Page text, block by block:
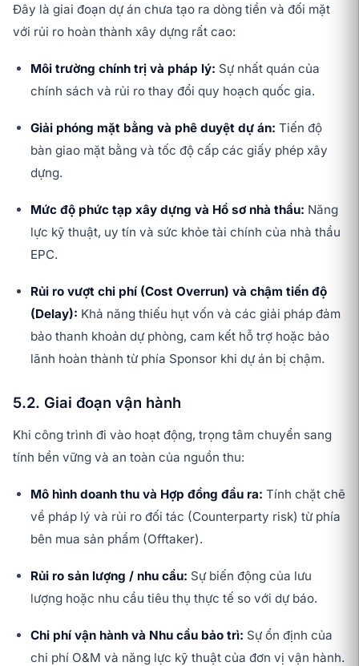
Đây là giai đoạn dự án chưa tạo ra dòng tiền và đối mặt
với rủi ro hoàn thành xây dựng rất cao:
Môi trường chính trị và pháp lý: Sự nhất quán của
chính sách và rủi ro thay đổi quy hoạch quốc gia.
Giải phóng mặt bằng và phê duyệt dự án: Tiến độ
bàn giao mặt bằng và tốc độ cấp các giấy phép xây
dựng.
Mức độ phức tạp xây dựng và Hồ sơ nhà thầu: Năng
lực kỹ thuật, uy tín và sức khỏe tài chính của nhà thầu
EPC.
Rủi ro vượt chi phí (Cost Overrun) và chậm tiến độ
(Delay): Khả năng thiếu hụt vốn và các giải pháp đảm
bảo thanh khoản dự phòng, cam kết hỗ trợ hoặc bảo
lãnh hoàn thành từ phía Sponsor khi dự án bị chậm.
5.2. Giai đoạn vận hành
Khi công trình đi vào hoạt động, trọng tâm chuyển sang
tính bền vững và an toàn của nguồn thu:
Mô hình doanh thu và Hợp đồng đầu ra: Tính chặt chẽ
về pháp lý và rủi ro đối tác (Counterparty risk) từ phía
bên mua sản phẩm (Offtaker).
Rủi ro sản lượng / nhu cầu: Sự biến động của lưu
lượng hoặc nhu cầu tiêu thụ thực tế so với dự báo.
Chi phí vận hành và Nhu cầu bảo trì: Sự ổn định của
chi phí O&M và năng lực kỹ thuật của đơn vị vận hành.